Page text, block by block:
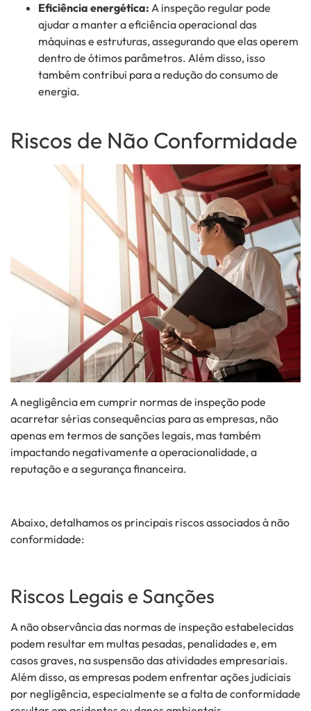
Eficiência energética: A inspeção regular pode
ajudar a manter a eficiência operacional das
máquinas e estruturas, assegurando que elas operem
dentro de ótimos parâmetros. Além disso, isso
também contribui para a redução do consumo de
energia.
Riscos de Não Conformidade
A negligência em cumprir normas de inspeção pode
acarretar sérias consequências para as empresas, não
apenas em termos de sanções legais, mas também
impactando negativamente a operacionalidade, a
reputação e a segurança financeira.
Abaixo, detalhamos os principais riscos associados à não
conformidade:
Riscos Legais e Sanções
A não observância das normas de inspeção estabelecidas
podem resultar em multas pesadas, penalidades e, em
casos graves, na suspensão das atividades empresariais.
Além disso, as empresas podem enfrentar ações judiciais
por negligência, especialmente se a falta de conformidade